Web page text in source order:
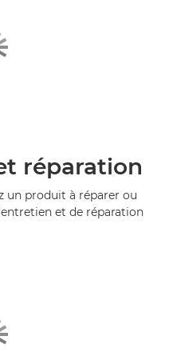
réparation
un produit à réparer ou
et de réparation